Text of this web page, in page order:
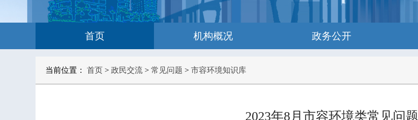
首页 机构概况 政务公开
当前位置： 首页 > 政民交流 > 常见问题 > 市容环境知识库
2023年8月市容环境类常见问题